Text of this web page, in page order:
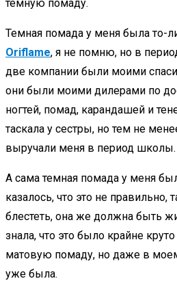
темную помаду.
Темная помада у меня была то-
Oriflame, я не помню, но в
две компании были моими
они были моими дилерами по
ногтей, помад, карандашей и
таскала у сестры, но тем не
выручали меня в период школы.
А сама темная помада у меня
казалось, что это не правильно,
блестеть, она же должна быть
знала, что это было крайне
матовую помаду, но даже в
уже была.